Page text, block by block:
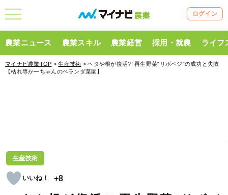
ログイン
農業ニュース 農業スキル 農業経営 採用・就農 ライフ
マイナビ農業TOP >生産技術 > ヘタや根が復活?! 再生野菜‟リボベジ”の成功と失敗
【枯れ専かーちゃんのベランダ菜園】
生産技術
+8